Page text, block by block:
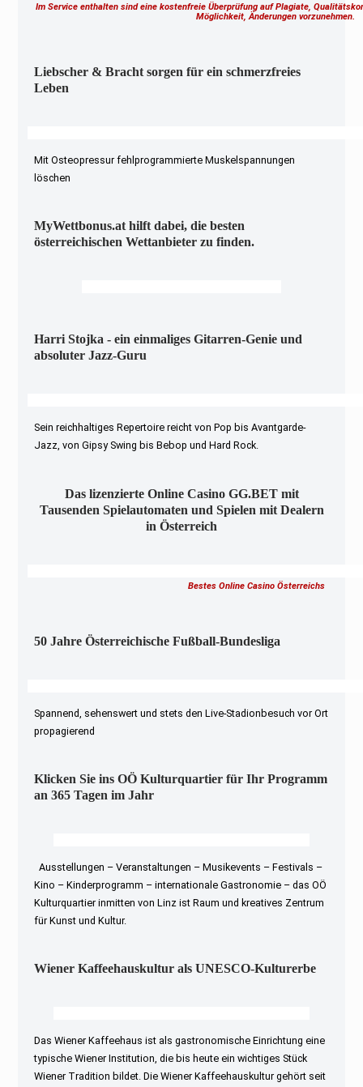
Im Service enthalten sind eine kostenfreie Überprüfung auf Plagiate,
Möglichkeit, Änderungen vorzunehmen.
Liebscher & Bracht sorgen für ein schmerzfreies
Leben
Mit Osteopressur fehlprogrammierte Muskelspannungen
löschen
MyWettbonus.at hilft dabei, die besten
österreichischen Wettanbieter zu finden.
Harri Stojka - ein einmaliges Gitarren-Genie und
absoluter Jazz-Guru
Sein reichhaltiges Repertoire reicht von Pop bis Avantgarde-
Jazz, von Gipsy Swing bis Bebop und Hard Rock.
Das lizenzierte Online Casino GG.BET mit
Tausenden Spielautomaten und Spielen mit Dealern
in Österreich
Bestes Online Casino Österreichs
50 Jahre Österreichische Fußball-Bundesliga
Spannend, sehenswert und stets den Live-Stadionbesuch vor Ort
propagierend
Klicken Sie ins OÖ Kulturquartier für Ihr Programm
an 365 Tagen im Jahr
Ausstellungen – Veranstaltungen – Musikevents – Festivals –
Kino – Kinderprogramm – internationale Gastronomie – das OÖ
Kulturquartier inmitten von Linz ist Raum und kreatives Zentrum
für Kunst und Kultur.
Wiener Kaffeehauskultur als UNESCO-Kulturerbe
Das Wiener Kaffeehaus ist als gastronomische Einrichtung eine
typische Wiener Institution, die bis heute ein wichtiges Stück
Wiener Tradition bildet. Die Wiener Kaffeehauskultur gehört seit